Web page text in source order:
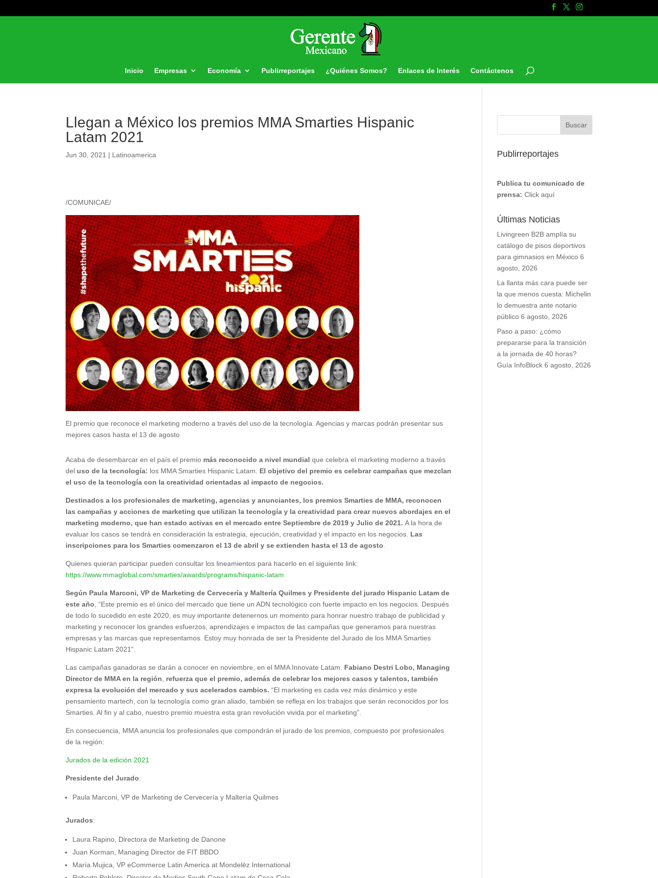
Inicio Empresas Economía Publirreportajes ¿Quiénes Somos? Enlaces de Interés Contáctenos
Llegan a México los premios MMA Smarties Hispanic
Latam 2021
Jun 30, 2021 | Latinoamerica
/COMUNICAE/
El premio que reconoce el marketing moderno a través del uso de la tecnología. Agencias y marcas podrán presentar sus
mejores casos hasta el 13 de agosto
Acaba de desembarcar en el país el premio más reconocido a nivel mundialque celebra el marketing moderno a través
del uso de la tecnología: los MMA Smarties Hispanic Latam. El objetivo del premio es celebrar campañas que mezclan
el uso de la tecnología con la creatividad orientadas al impacto de negocios.
Destinados a los profesionales de marketing, agencias y anunciantes, los premios Smarties de MMA, reconocen
las campañas y acciones de marketing que utilizan la tecnología y la creatividad para crear nuevos abordajes en el
marketing moderno, que han estado activas en el mercado entre Septiembre de 2019 y Julio de 2021.A la hora de
evaluar los casos se tendrá en consideración la estrategia, ejecución, creatividad y el impacto en los negocios. Las
inscripciones para los Smarties comenzaron el 13 de abril y se extienden hasta el 13 de agosto
Quienes quieran participar pueden consultar los lineamientos para hacerlo en el siguiente link:
https://www.mmaglobal.com/smarties/awards/programs/hispanic-latam
Según Paula Marconi, VP de Marketing de Cervecería y Maltería Quilmes y Presidente del jurado Hispanic Latam de
este año , “Este premio es el único del mercado que tiene un ADN tecnológico con fuerte impacto en los negocios. Después
de todo lo sucedido en este 2020, es muy importante detenernos un momento para honrar nuestro trabajo de publicidad y
marketing y reconocer los grandes esfuerzos, aprendizajes e impactos de las campañas que generamos para nuestras
empresas y las marcas que representamos. Estoy muy honrada de ser la Presidente del Jurado de los MMA Smarties
Hispanic Latam 2021”.
Las campañas ganadoras se darán a conocer en noviembre, en el MMA Innovate Latam. Fabiano Destri Lobo, Managing
Director de MMA en la región
refuerza que el premio, además de celebrar los mejores casos y talentos, también
expresa la evolución del mercado y sus acelerados cambios. “El marketing es cada vez más dinámico y este
pensamiento martech, con la tecnología como gran aliado, también se refleja en los trabajos que serán reconocidos por los
Smarties. Al fin y al cabo, nuestro premio muestra esta gran revolución vivida por el marketing”.
En consecuencia, MMA anuncia los profesionales que compondrán el jurado de los premios, compuesto por profesionales
de la región:
Jurados de la edición 2021
Presidente del Jurado:
Paula Marconi, VP de Marketing de Cervecería y Maltería Quilmes
Jurados:
Laura Rapino, Directora de Marketing de Danone
Juan Korman, Managing Director de FIT BBDO
María Mujica, VP eCommerce Latin America at Mondelēz International
Publirreportajes
Publica tu comunicado de
prensa: Click aquí
Últimas Noticias
Livingreen B2B amplía su
catálogo de pisos deportivos
para gimnasios en México 6
agosto, 2026
La llanta más cara puede ser
la que menos cuesta: Michelin
lo demuestra ante notario
público 6 agosto, 2026
Paso a paso: ¿cómo
prepararse para la transición
a la jornada de 40 horas?
Guía InfoBlock 6 agosto, 2026